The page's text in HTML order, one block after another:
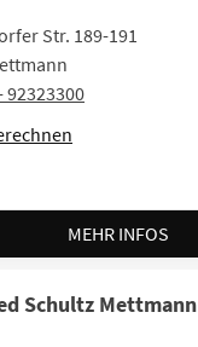
Str. 189-191
92323300
MEHR INFOS
Schultz Mettmann